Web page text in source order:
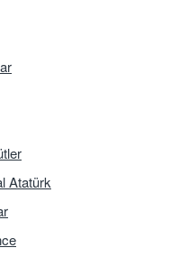
Atatürk